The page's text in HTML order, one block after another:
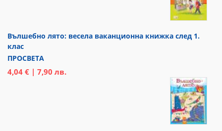
Вълшебно лято: весела ваканционна книжка след 1.
клас
ПРОСВЕТА
4,04 € | 7,90 лв.